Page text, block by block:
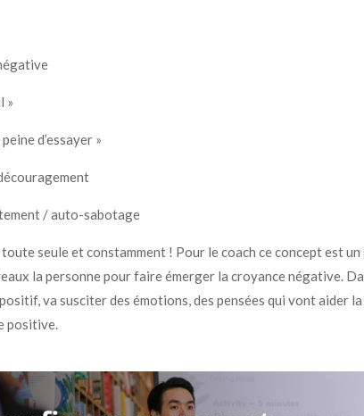
»
d’essayer »
/ auto-sabotage
seule et constamment ! Pour le coach ce concept est
la personne pour faire émerger la croyance négative.
va susciter des émotions, des pensées qui vont aider
positive.